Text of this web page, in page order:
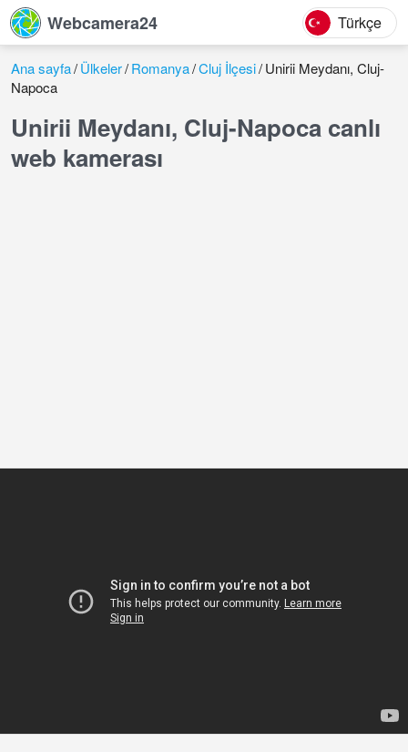
Webcamera24 Türkçe
Ana sayfa Ülkeler Romanya Cluj İlçesi Unirii Meydanı, Cluj-
Napoca
Unirii Meydanı, Cluj-Napoca canlı
web kamerası